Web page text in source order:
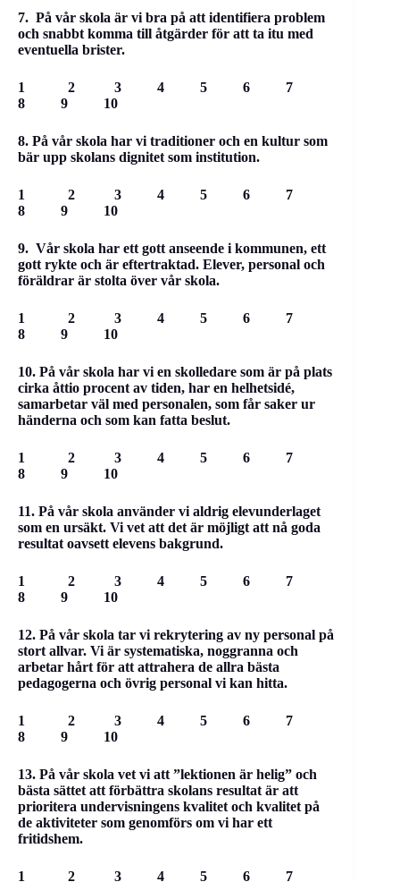
7. På vår skola är vi bra på att identifiera problem
och snabbt komma till åtgärder för att ta itu med
eventuella brister.
1 2 3 4 5 6 7
8 9 10
8. På vår skola har vi traditioner och en kultur som
bär upp skolans dignitet som institution.
1 2 3 4 5 6 7
8 9 10
9. Vår skola har ett gott anseende i kommunen, ett
gott rykte och är eftertraktad. Elever, personal och
föräldrar är stolta över vår skola.
1 2 3 4 5 6 7
8 9 10
10. På vår skola har vi en skolledare som är på plats
cirka åttio procent av tiden, har en helhetsidé,
samarbetar väl med personalen, som får saker ur
händerna och som kan fatta beslut.
1 2 3 4 5 6 7
8 9 10
11. På vår skola använder vi aldrig elevunderlaget
som en ursäkt. Vi vet att det är möjligt att nå goda
resultat oavsett elevens bakgrund.
1 2 3 4 5 6 7
8 9 10
12. På vår skola tar vi rekrytering av ny personal på
stort allvar. Vi är systematiska, noggranna och
arbetar hårt för att attrahera de allra bästa
pedagogerna och övrig personal vi kan hitta.
1 2 3 4 5 6 7
8 9 10
13. På vår skola vet vi att ”lektionen är helig” och
bästa sättet att förbättra skolans resultat är att
prioritera undervisningens kvalitet och kvalitet på
de aktiviteter som genomförs om vi har ett
fritidshem.
1 2 3 4 5 6 7